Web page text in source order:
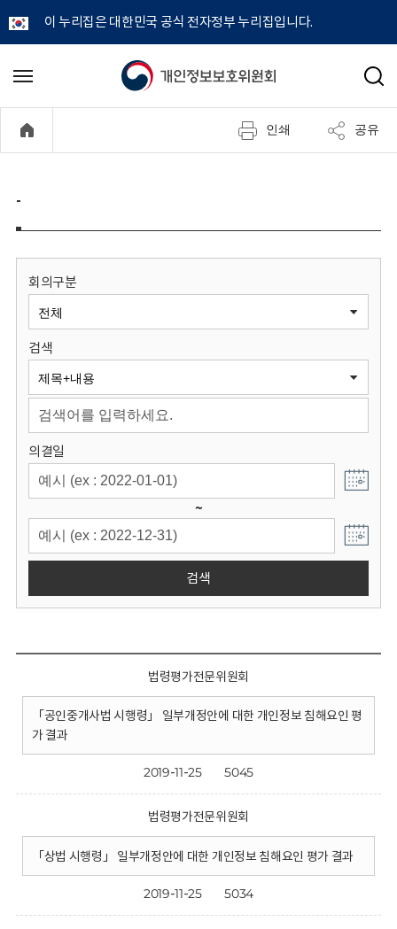
이 누리집은 대한민국 공식 전자정부 누리집입니다.
개
정
보
원
회
메
기
검
인쇄 공유
-
회의구분
검색
의결일
~
검색
법령평가전문위원회
「공인중개사법 시행령」 일부개정안에 대한 개인정보 침해요인 평
가 결과
2019-11-25 5045
법령평가전문위원회
「상법 시행령」 일부개정안에 대한 개인정보 침해요인 평가 결과
2019-11-25 5034